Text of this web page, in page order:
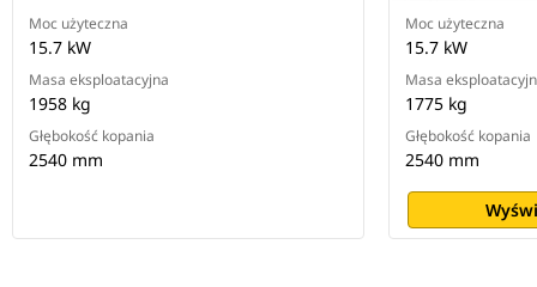
Moc użyteczna
15.7 kW
Masa eksploatacyjna
1958 kg
Głębokość kopania
2540 mm
Moc użyteczna
15.7 kW
Masa
1775 kg
Głębokość kopania
2540 mm